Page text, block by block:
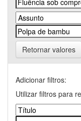
Retornar valores
Adicionar filtros:
Utilizar filtros para